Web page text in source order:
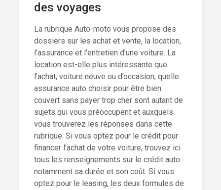
des voyages
La rubrique Auto-moto vous propose des
dossiers sur les achat et vente, la location,
l'assurance et l'entretien d’une voiture. La
location est-elle plus intéressante que
l’achat, voiture neuve ou d’occasion, quelle
assurance auto choisir pour être bien
couvert sans payer trop cher sont autant de
sujets qui vous préoccupent et auxquels
vous trouverez les réponses dans cette
rubrique. Si vous optez pour le crédit pour
financer l’achat de votre voiture, trouvez ici
tous les renseignements sur le crédit auto
notamment sa durée et son coût. Si vous
optez pour le leasing, les deux formules de